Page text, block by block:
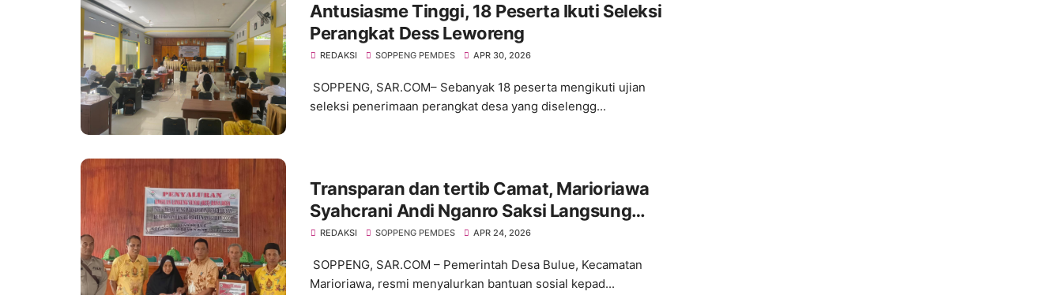
Antusiasme Tinggi, 18 Peserta Ikuti Seleksi
Perangkat Dess Leworeng
REDAKSI SOPPENG PEMDES APR 30, 2026
SOPPENG, SAR.COM– Sebanyak 18 peserta mengikuti ujian
seleksi penerimaan perangkat desa yang diselengg...
Transparan dan tertib Camat, Marioriawa
Syahcrani Andi Nganro Saksi Langsung
Penyerahan BLT di Desa Bulue
REDAKSI SOPPENG PEMDES APR 24, 2026
SOPPENG, SAR.COM – Pemerintah Desa Bulue, Kecamatan
Marioriawa, resmi menyalurkan bantuan sosial kepad...